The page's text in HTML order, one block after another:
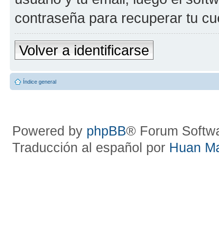
contraseña para recuperar tu
Volver a identificarse
Índice general
Powered by phpBB® Forum
Traducción al español por Huan